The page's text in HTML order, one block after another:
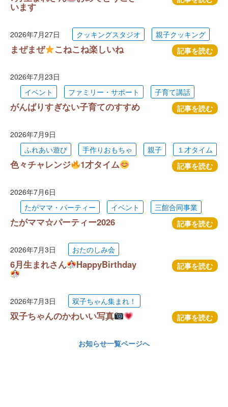
います
2026年7月27日 クッキングスタジオ 親子クッキング
まぜまぜ こねこね楽しいね 記事を読む
2026年7月23日
イベント
ファミリー・サポート 子育て講話
がんばりすぎない子育てのすすめ 記事を読む
2026年7月9日
ふれあい遊び
手作りおもちゃ 親子 １才タイム
色々チャレンジ 1才タイム 記事を読む
2026年7月6日
たがママ・パーティー
イベント 三館合同事業
たがママ☆パーティー2026 記事を読む
2026年7月3日 おたのしみ会
6月生まれさん HappyBirthday 記事を読む
2026年7月3日 双子ちゃん集まれ！
双子ちゃんのかわいい写真 記事を読む
お知らせ一覧ページへ